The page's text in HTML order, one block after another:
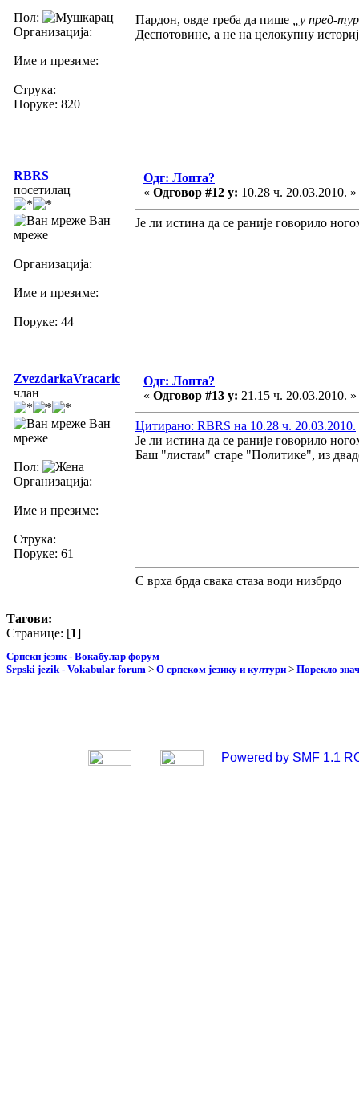
Пол:
Организација:
Име и презиме:
Струка:
Поруке: 820
Пардон, овде треба да пише
„у пред-
Деспотовине, а не на целокупну
RBRS
посетилац
Ван
мреже
Организација:
Име и презиме:
Поруке: 44
Одг: Лопта?
« Одговор #12 у: 10.28 ч. 20.03.2010. »
Је ли истина да се раније говорило
ZvezdarkaVracaric
члан
Ван
мреже
Пол:
Организација:
Име и презиме:
Струка:
Поруке: 61
Одг: Лопта?
« Одговор #13 у: 21.15 ч. 20.03.2010. »
Цитирано: RBRS на 10.28 ч. 20.03.2010.
Је ли истина да се раније говорило
Баш "листам" старе "Политике", из
С врха брда свака стаза води низбрдо
Тагови:
Странице: [1]
Српски језик - Вокабулар форум
Srpski jezik - Vokabular forum > О српском језику и култури > Порекло
Powered by SMF 1.1